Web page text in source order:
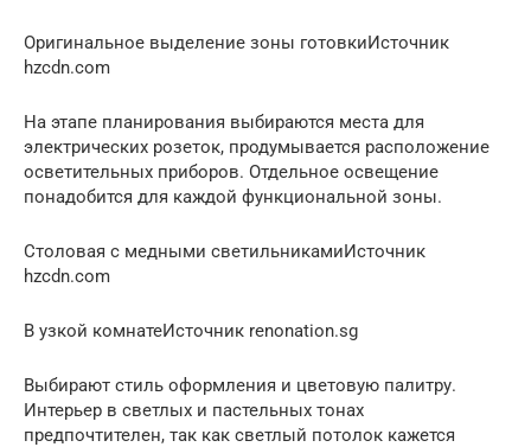
Оригинальное выделение зоны готовкиИсточник
hzcdn.com
На этапе планирования выбираются места для
электрических розеток, продумывается расположение
осветительных приборов. Отдельное освещение
понадобится для каждой функциональной зоны.
Столовая с медными светильникамиИсточник
hzcdn.com
В узкой комнатеИсточник renonation.sg
Выбирают стиль оформления и цветовую палитру.
Интерьер в светлых и пастельных тонах
предпочтителен, так как светлый потолок кажется